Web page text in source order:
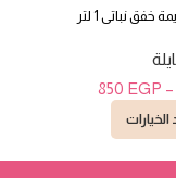
خفق نباتى 1 لتر
–
850 EGP
الخيارات